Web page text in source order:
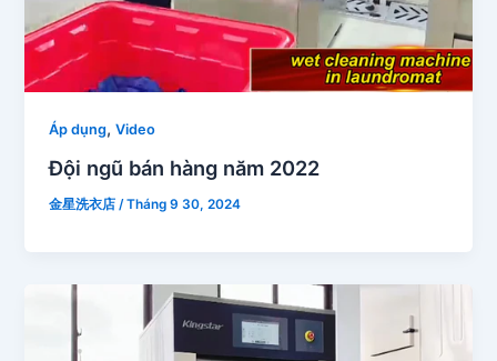
Áp dụng,Video
Đội ngũ bán hàng năm 2022
金星洗衣店/Tháng 9 30, 2024